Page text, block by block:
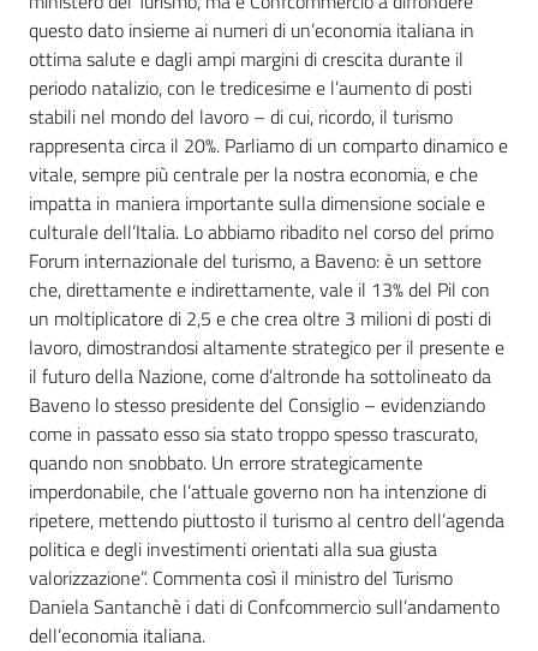
questo dato insieme ai numeri di un’economia italiana in
ottima salute e dagli ampi margini di crescita durante il
periodo natalizio, con le tredicesime e l’aumento di posti
stabili nel mondo del lavoro – di cui, ricordo, il turismo
rappresenta circa il 20%. Parliamo di un comparto dinamico e
vitale, sempre più centrale per la nostra economia, e che
impatta in maniera importante sulla dimensione sociale e
culturale dell’Italia. Lo abbiamo ribadito nel corso del primo
Forum internazionale del turismo, a Baveno: è un settore
che, direttamente e indirettamente, vale il 13% del Pil con
un moltiplicatore di 2,5 e che crea oltre 3 milioni di posti di
lavoro, dimostrandosi altamente strategico per il presente e
il futuro della Nazione, come d’altronde ha sottolineato da
Baveno lo stesso presidente del Consiglio – evidenziando
come in passato esso sia stato troppo spesso trascurato,
quando non snobbato. Un errore strategicamente
imperdonabile, che l’attuale governo non ha intenzione di
ripetere, mettendo piuttosto il turismo al centro dell’agenda
politica e degli investimenti orientati alla sua giusta
valorizzazione”. Commenta così il ministro del Turismo
Daniela Santanchè i dati di Confcommercio sull’andamento
dell’economia italiana.